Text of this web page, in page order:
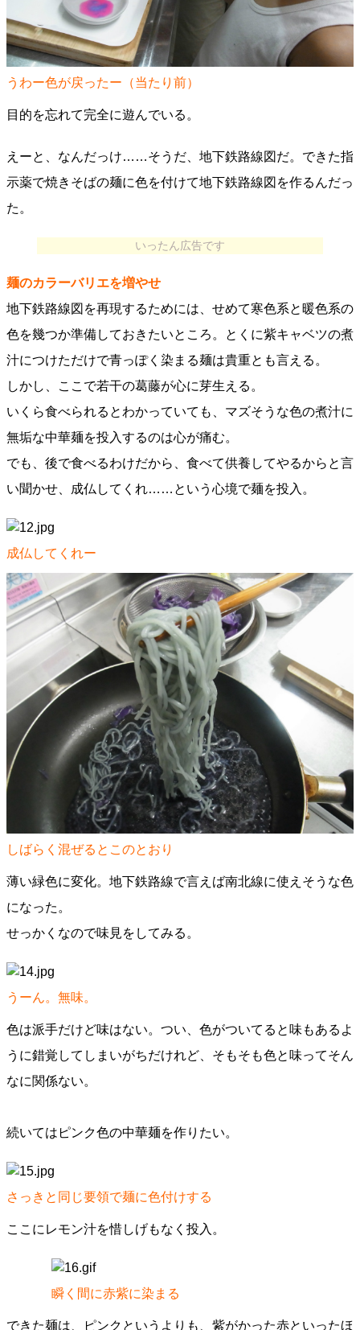
うわー色が戻ったー（当たり前）
目的を忘れて完全に遊んでいる。
えーと、なんだっけ……そうだ、地下鉄路線図だ。できた指
示薬で焼きそばの麺に色を付けて地下鉄路線図を作るんだっ
た。
いったん広告です
麺のカラーバリエを増やせ
地下鉄路線図を再現するためには、せめて寒色系と暖色系の
色を幾つか準備しておきたいところ。とくに紫キャベツの煮
汁につけただけで青っぽく染まる麺は貴重とも言える。
しかし、ここで若干の葛藤が心に芽生える。
いくら食べられるとわかっていても、マズそうな色の煮汁に
無垢な中華麺を投入するのは心が痛む。
でも、後で食べるわけだから、食べて供養してやるからと言
い聞かせ、成仏してくれ……という心境で麺を投入。
成仏してくれー
しばらく混ぜるとこのとおり
薄い緑色に変化。地下鉄路線で言えば南北線に使えそうな色
になった。
せっかくなので味見をしてみる。
うーん。無味。
色は派手だけど味はない。つい、色がついてると味もあるよ
うに錯覚してしまいがちだけれど、そもそも色と味ってそん
なに関係ない。
続いてはピンク色の中華麺を作りたい。
さっきと同じ要領で麺に色付けする
ここにレモン汁を惜しげもなく投入。
瞬く間に赤紫に染まる
できた麺は、ピンクというよりも、紫がかった赤といったほ